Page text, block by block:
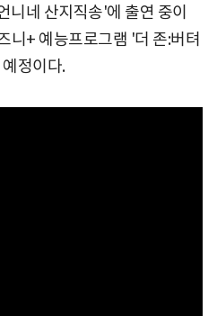
네 산지직송'에 출연 중이
니+ 예능프로그램 '더 존:버텨
정이다.